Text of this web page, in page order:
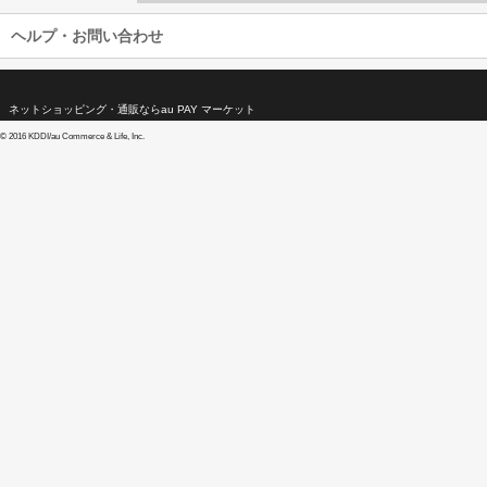
ヘルプ・お問い合わせ
ネットショッピング・通販ならau PAY マーケット
© 2016 KDDI/au Commerce & Life, Inc.